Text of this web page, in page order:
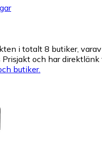
i totalt 8 butiker,
och har
butiker.